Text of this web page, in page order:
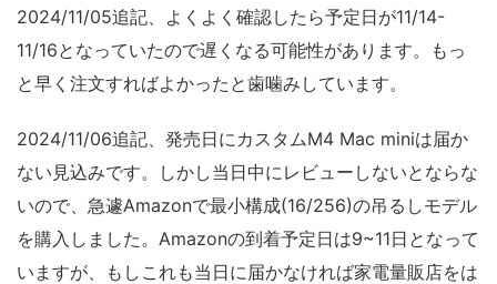
2024/11/05追記、よくよく確認したら予定日が11/14-
11/16となっていたので遅くなる可能性があります。もっ
と早く注文すればよかったと歯噛みしています。
2024/11/06追記、発売日にカスタムM4 Mac miniは届か
ない見込みです。しかし当日中にレビューしないとならな
いので、急遽Amazonで最小構成(16/256)の吊るしモデル
を購入しました。Amazonの到着予定日は9~11日となって
いますが、もしこれも当日に届かなければ家電量販店をは